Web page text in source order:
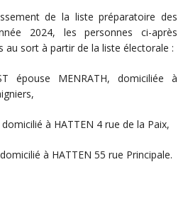
de la liste préparatoire des
2024, les personnes ci-après
sort à partir de la liste électorale :
épouse MENRATH, domiciliée à
à HATTEN 4 rue de la Paix,
à HATTEN 55 rue Principale.